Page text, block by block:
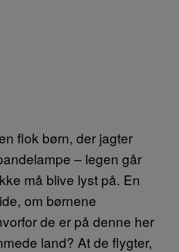
flok børn, der jagter
– legen går
må blive lyst på. En
om børnene
de er på denne her
land? At de flygter,